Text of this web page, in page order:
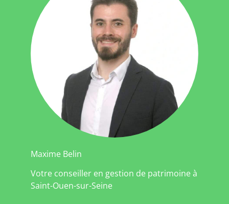
Maxime Belin
Votre conseiller en gestion de patrimoine à
Saint-Ouen-sur-Seine